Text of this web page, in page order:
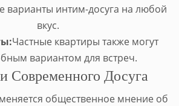
варианты интим-досуга на любой
вкус.
Частные квартиры также могут
вариантом для встреч.
Современного Досуга
общественное мнение об